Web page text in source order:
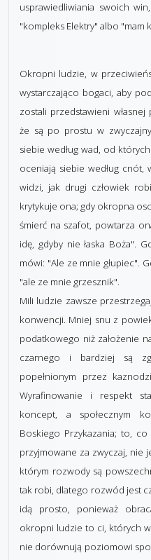
usprawiedliwiania swoich
"kompleks Elektry" albo "mam
Okropni ludzie, w
wystarczająco bogaci, aby
zostali przedstawieni
że są po prostu w
siebie według wad, od
oceniają siebie według cnót,
widzi, jak drugi człowiek
krytykuje ona; gdy okropna
śmierć na szafot, powtarza
idę, gdyby nie łaska Boża".
mówi: "Ale ze mnie głupiec".
"ale ze mnie grzesznik".
Mili ludzie zawsze
konwencji. Mniej snu z
podatkowego niż założenie
czarnego i bardziej są
popełnionym przez
Wyrafinowanie i respekt
koncept, a społecznym
Boskiego Przykazania; to,
przyjmowane za zwyczaj, nie
którym rozwody są
tak robi, dlatego rozwód jest
idą prosto, ponieważ
okropni ludzie to ci, których
nie dorównują poziomowi